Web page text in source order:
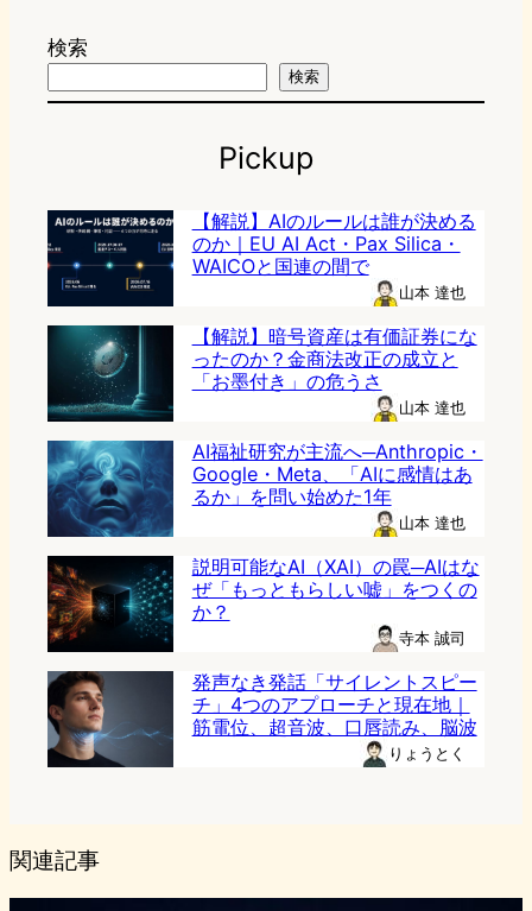
検索
検索
Pickup
【解説】AIのルールは誰が決める
のか｜EU AI Act・Pax Silica・
WAICOと国連の間で
山本 達也
【解説】暗号資産は有価証券にな
ったのか？金商法改正の成立と
「お墨付き」の危うさ
山本 達也
AI福祉研究が主流へ─Anthropic・
Google・Meta、「AIに感情はあ
るか」を問い始めた1年
山本 達也
説明可能なAI（XAI）の罠─AIはな
ぜ「もっともらしい嘘」をつくの
か？
寺本 誠司
発声なき発話「サイレントスピー
チ」4つのアプローチと現在地｜
筋電位、超音波、口唇読み、脳波
りょうとく
関連記事